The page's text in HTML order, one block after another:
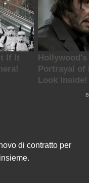
di contratto per